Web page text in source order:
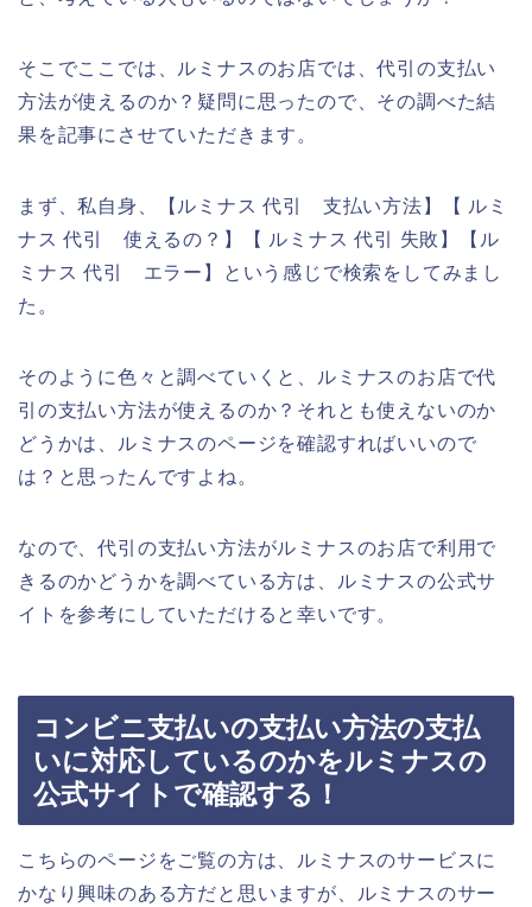
そこでここでは、ルミナスのお店では、代引の支払い
方法が使えるのか？疑問に思ったので、その調べた結
果を記事にさせていただきます。
まず、私自身、【ルミナス 代引 支払い方法】【 ルミ
ナス 代引 使えるの？】【 ルミナス 代引 失敗】【ル
ミナス 代引 エラー】という感じで検索をしてみまし
た。
そのように色々と調べていくと、ルミナスのお店で代
引の支払い方法が使えるのか？それとも使えないのか
どうかは、ルミナスのページを確認すればいいので
は？と思ったんですよね。
なので、代引の支払い方法がルミナスのお店で利用で
きるのかどうかを調べている方は、ルミナスの公式サ
イトを参考にしていただけると幸いです。
コンビニ支払いの支払い方法の支払
いに対応しているのかをルミナスの
公式サイトで確認する！
こちらのページをご覧の方は、ルミナスのサービスに
かなり興味のある方だと思いますが、ルミナスのサー